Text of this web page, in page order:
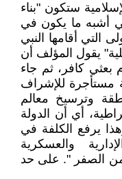
ستكون "بناء
أشبه ما يكون في
التي أقامها النبي
يقول المؤلف أن
بعثي كافر، ثم جاء
مستأجرة للإشراف
وترسيخ معالم
أي أن الدولة
يرفع الكلفة في
والعسكرية
من الصفر ". على حد